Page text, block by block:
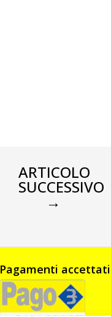
ARTICOLO
SUCCESSIVO
→
Pagamenti accettati